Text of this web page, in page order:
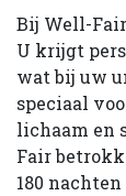
Bij Well-
U krijgt
wat bij uw
speciaal
lichaam en
Fair
180